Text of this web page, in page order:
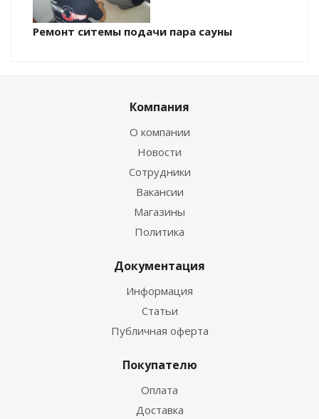
Ремонт ситемы подачи пара сауны
Компания
О компании
Новости
Сотрудники
Вакансии
Магазины
Политика
Документация
Информация
Статьи
Публичная оферта
Покупателю
Оплата
Доставка